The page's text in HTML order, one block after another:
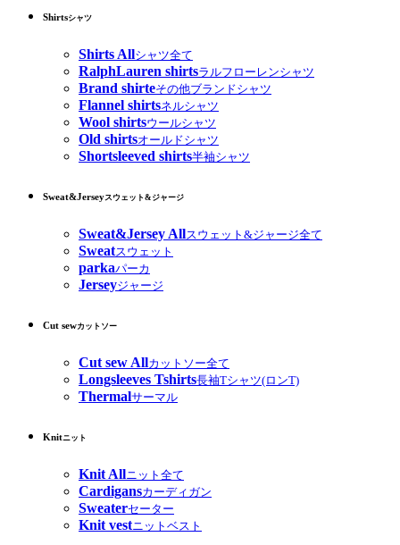
Shirtsシャツ
Shirts Allシャツ全て
RalphLauren shirtsラルフローレンシャツ
Brand shirteその他ブランドシャツ
Flannel shirtsネルシャツ
Wool shirtsウールシャツ
Old shirtsオールドシャツ
Shortsleeved shirts半袖シャツ
Sweat&Jerseyスウェット&ジャージ
Sweat&Jersey Allスウェット&ジャージ全て
Sweatスウェット
parkaパーカ
Jerseyジャージ
Cut sewカットソー
Cut sew Allカットソー全て
Longsleeves Tshirts長袖Tシャツ(ロンT)
Thermalサーマル
Knitニット
Knit Allニット全て
Cardigansカーディガン
Sweaterセーター
Knit vestニットベスト